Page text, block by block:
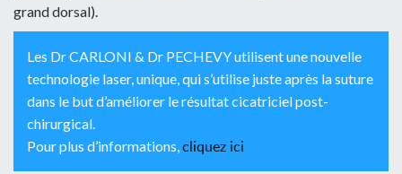
grand dorsal).
Les Dr CARLONI & Dr PECHEVY utilisent une nouvelle
technologie laser, unique, qui s’utilise juste après la suture
dans le but d’améliorer le résultat cicatriciel post-
chirurgical.
Pour plus d’informations, cliquez ici